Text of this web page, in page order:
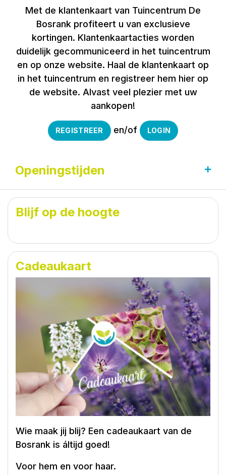
Met de klantenkaart van Tuincentrum De
Bosrank profiteert u van exclusieve
kortingen. Klantenkaartacties worden
duidelijk gecommuniceerd in het tuincentrum
en op onze website. Haal de klantenkaart op
in het tuincentrum en registreer hem hier op
de website. Alvast veel plezier met uw
aankopen!
REGISTREER en/of LOGIN
Openingstijden
Dinsdag
09:00 - 18:00
Woensdag
Zaterdag
08:30 - 17:00
Toon alle openingstijden
Blijf op de hoogte
Cadeaukaart
Wie maak jij blij? Een cadeaukaart van de
Bosrank is áltijd goed!
Voor hem en voor haar.